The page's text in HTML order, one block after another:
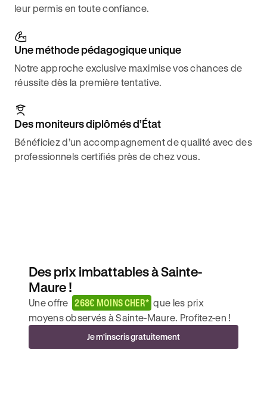
leur permis en toute confiance.
Une méthode pédagogique unique
Notre approche exclusive maximise vos chances de
réussite dès la première tentative.
Des moniteurs diplômés d’État
Bénéficiez d’un accompagnement de qualité avec des
professionnels certifiés près de chez vous.
Des prix imbattables à Sainte-
Maure !
Une offre 268€ MOINS CHER* que les prix
moyens observés à Sainte-Maure. Profitez-en !
Je m'inscris gratuitement